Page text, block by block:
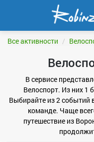
Все активности
В сервисе
Велоспорт. Из них 1
Выбирайте из 2 событий
команде. Чаще
путешествие из